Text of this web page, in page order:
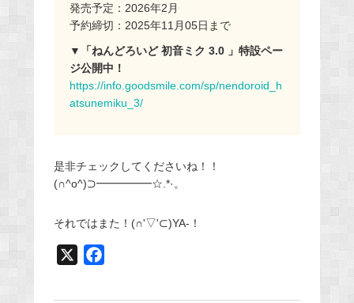
発売予定：2026年2月
予約締切：2025年11月05日まで
▼「ねんどろいど 初音ミク 3.0 」特設ペー
ジ公開中！
https://info.goodsmile.com/sp/nendoroid_h
atsunemiku_3/
是非チェックしてくださいね！！
(∩^o^)⊃━━━━━☆.*·。
それではまた！(∩'▽'⊂)YA-！